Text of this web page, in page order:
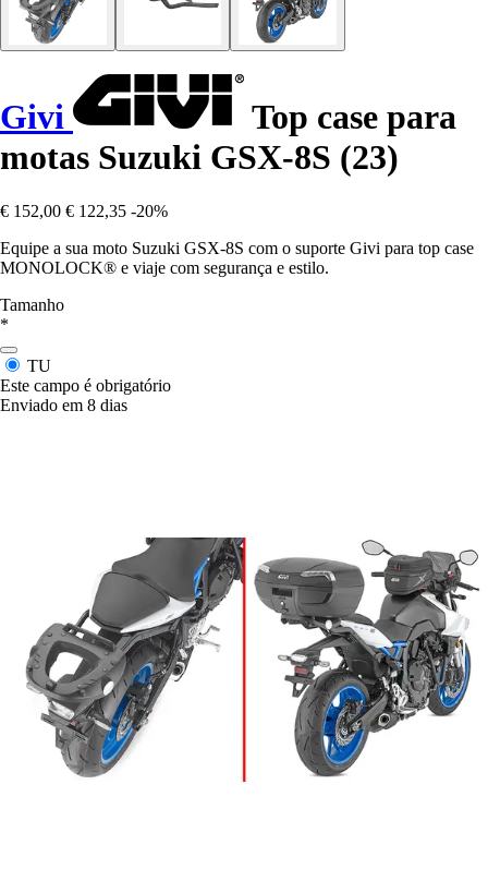
Givi
Top case para
motas Suzuki GSX-8S (23)
€ 152,00 € 122,35 -20%
Equipe a sua moto Suzuki GSX-8S com o suporte Givi para top case
MONOLOCK® e viaje com segurança e estilo.
Tamanho
*
TU
Este campo é obrigatório
Enviado em 8 dias